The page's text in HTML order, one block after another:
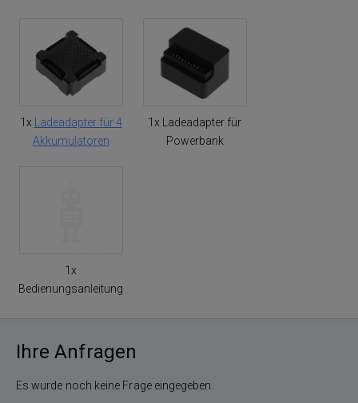
1x
Ladeadapter für 4
Akkumulatoren
1x Ladeadapter für
Powerbank
1x
Bedienungsanleitung
Ihre Anfragen
Es wurde noch keine Frage eingegeben.